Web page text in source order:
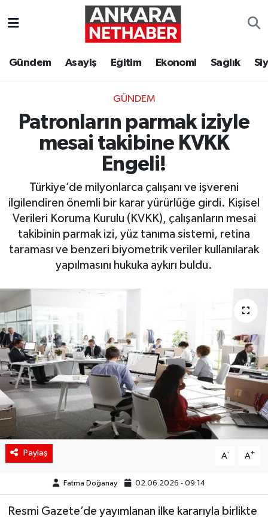
Gündem Asayiş Eğitim Ekonomi Sağlık
GÜNDEM
Patronların parmak iziyle
mesai takibine KVKK
Engeli!
Türkiye’de milyonlarca çalışanı ve işvereni
ilgilendiren önemli bir karar yürürlüğe girdi. Kişisel
Verileri Koruma Kurulu (KVKK), çalışanların mesai
takibinin parmak izi, yüz tanıma sistemi, retina
taraması ve benzeri biyometrik veriler kullanılarak
yapılmasını hukuka aykırı buldu.
Paylaş A- A+
Fatma Doğanay 02.06.2026 - 09:14
Resmi Gazete’de yayımlanan ilke kararıyla birlikte
Ekonomi
Kim Kimdir Nereli
Resmi İlanlar
Siyaset
Spor
Teknoloji
Yaşam
Ankara Hava Durumu
Tüm Manşetler
Son Dakika Haberleri
Haber Arşivi